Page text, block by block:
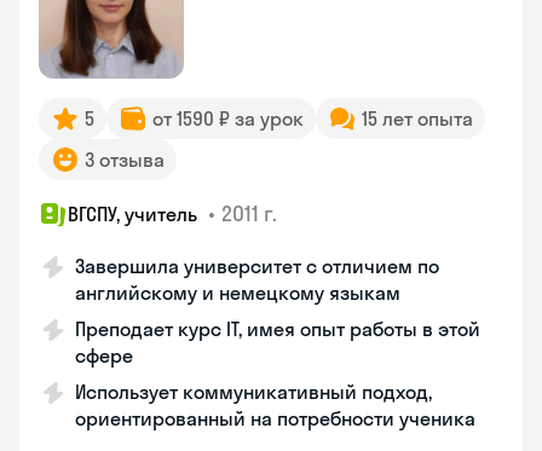
5 от 1590 ₽ за урок
15 лет опыта
3 отзыва
ВГСПУ, учитель • 2011 г.
Завершила университет с отличием по
английскому и немецкому языкам
Преподает курс IT, имея опыт работы в этой
сфере
Использует коммуникативный подход,
ориентированный на потребности ученика